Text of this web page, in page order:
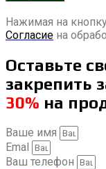
Нажимая на
Согласие на
Оставьте
закрепить
30% на
Ваше имя
Emal
Ваш телефон